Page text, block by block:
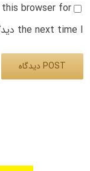
this browser for
the next time I دیدگاه.